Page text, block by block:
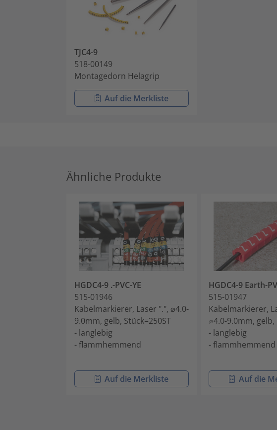
TJC4-9
518-00149
Montagedorn Helagrip
Auf die Merkliste
Ähnliche Produkte
HGDC4-9 .-PVC-YE
515-01946
Kabelmarkierer, Laser ".", ⌀4.0-
9.0mm, gelb, Stück=250ST
- langlebig
- flammhemmend
Auf die Merkliste
HGDC4-9 Earth-
515-01947
Kabelmarkierer,
⌀4.0-9.0mm, gelb,
- langlebig
- flammhemmend
Auf die